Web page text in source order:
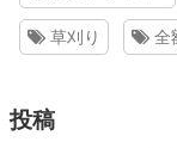
草刈り 全
投稿